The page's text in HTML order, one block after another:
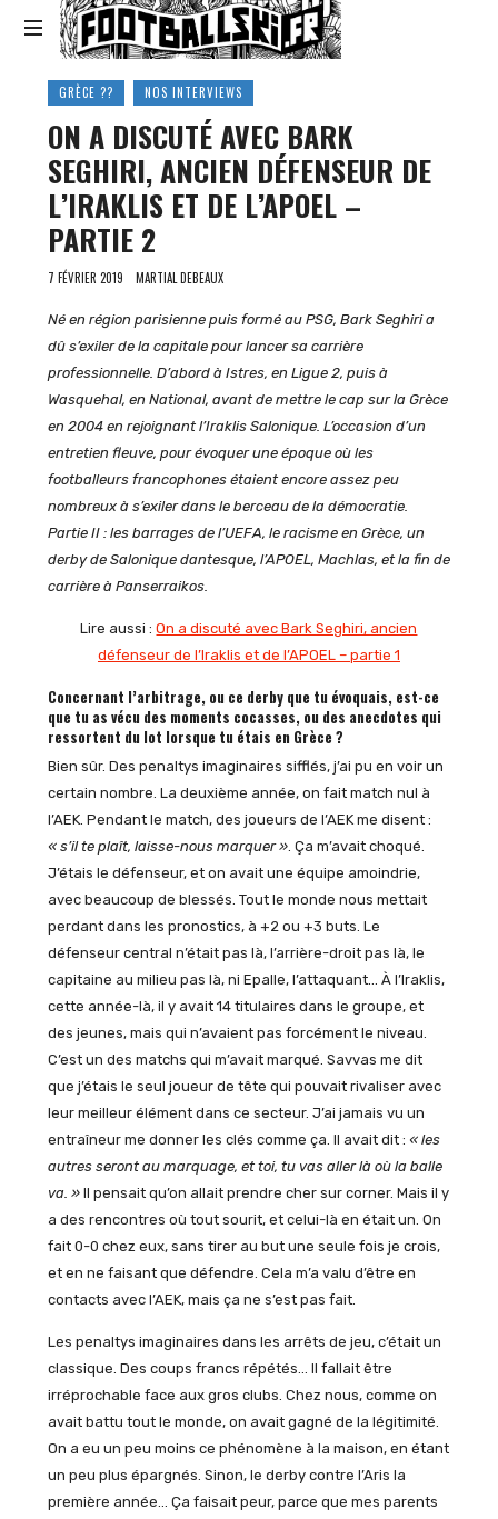
Footballski
Le
football
d'Europe
centrale
et
d'Europe
l'Est
GRÈCE ?? NOS INTERVIEWS
ON A DISCUTÉ AVEC BARK
SEGHIRI, ANCIEN DÉFENSEUR DE
L’IRAKLIS ET DE L’APOEL –
PARTIE 2
7 FÉVRIER 2019 MARTIAL DEBEAUX
Né en région parisienne puis formé au PSG, Bark Seghiri a
dû s’exiler de la capitale pour lancer sa carrière
professionnelle. D’abord à Istres, en Ligue 2, puis à
Wasquehal, en National, avant de mettre le cap sur la Grèce
en 2004 en rejoignant l’Iraklis Salonique. L’occasion d’un
entretien fleuve, pour évoquer une époque où les
footballeurs francophones étaient encore assez peu
nombreux à s’exiler dans le berceau de la démocratie.
Partie II : les barrages de l’UEFA, le racisme en Grèce, un
derby de Salonique dantesque, l’APOEL, Machlas, et la fin de
carrière à Panserraikos.
Lire aussi :On a discuté avec Bark Seghiri, ancien
défenseur de l’Iraklis et de l’APOEL – partie 1
Concernant l’arbitrage, ou ce derby que tu évoquais, est-ce
que tu as vécu des moments cocasses, ou des anecdotes qui
ressortent du lot lorsque tu étais en Grèce ?
Bien sûr. Des penaltys imaginaires sifflés, j’ai pu en voir un
certain nombre. La deuxième année, on fait match nul à
l’AEK. Pendant le match, des joueurs de l’AEK me disent :
« s’il te plaît, laisse-nous marquer ». Ça m’avait choqué.
J’étais le défenseur, et on avait une équipe amoindrie,
avec beaucoup de blessés. Tout le monde nous mettait
perdant dans les pronostics, à +2 ou +3 buts. Le
défenseur central n’était pas là, l’arrière-droit pas là, le
capitaine au milieu pas là, ni Epalle, l’attaquant… À l’Iraklis,
cette année-là, il y avait 14 titulaires dans le groupe, et
des jeunes, mais qui n’avaient pas forcément le niveau.
C’est un des matchs qui m’avait marqué. Savvas me dit
que j’étais le seul joueur de tête qui pouvait rivaliser avec
leur meilleur élément dans ce secteur. J’ai jamais vu un
entraîneur me donner les clés comme ça. Il avait dit : « les
autres seront au marquage, et toi, tu vas aller là où la balle
va. »Il pensait qu’on allait prendre cher sur corner. Mais il y
a des rencontres où tout sourit, et celui-là en était un. On
fait 0-0 chez eux, sans tirer au but une seule fois je crois,
et en ne faisant que défendre. Cela m’a valu d’être en
contacts avec l’AEK, mais ça ne s’est pas fait.
Les penaltys imaginaires dans les arrêts de jeu, c’était un
classique. Des coups francs répétés… Il fallait être
irréprochable face aux gros clubs. Chez nous, comme on
avait battu tout le monde, on avait gagné de la légitimité.
On a eu un peu moins ce phénomène à la maison, en étant
un peu plus épargnés. Sinon, le derby contre l’Aris la
première année… Ça faisait peur, parce que mes parents